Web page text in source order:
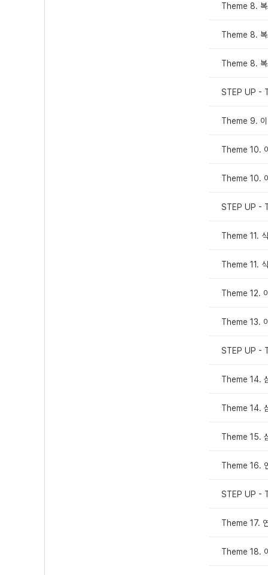
Theme 8.
Theme 8.
Theme 8.
STEP UP -
Theme 9. 이
Theme 10.
Theme 10.
STEP UP -
Theme 11.
Theme 11.
Theme 12.
Theme 13.
STEP UP -
Theme 14.
Theme 14.
Theme 15.
Theme 16.
STEP UP -
Theme 17.
Theme 18.